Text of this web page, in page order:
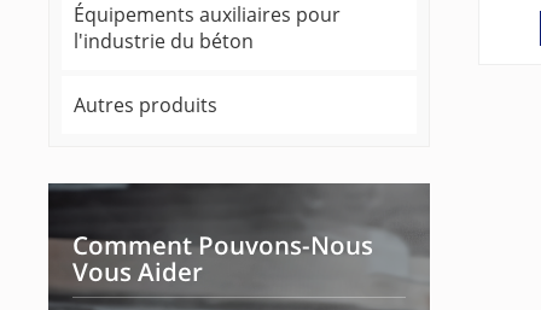
Équipements auxiliaires pour
l'industrie du béton
Autres produits
Comment Pouvons-Nous
Vous Aider